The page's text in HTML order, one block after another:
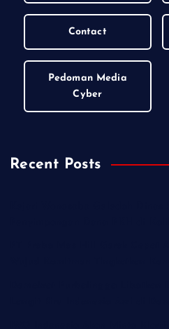
Contact
Pedoman Media
Cyber
Recent Posts